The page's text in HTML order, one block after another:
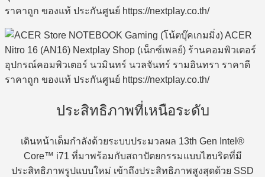
ประสิทธิภาพที่เหนือระดับ
เดินหน้าเต็มกำลังด้วยระบบประมวลผล 13th Gen Intel®
Core™ i71 ที่มาพร้อมกับสถาปัตยกรรมแบบไฮบริดที่มี
ประสิทธิภาพรูปแบบใหม่ เข้าถึงประสิทธิภาพสูงสุดด้วย SSD